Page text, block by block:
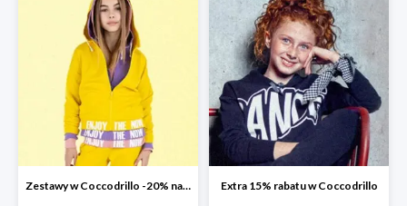
Zestawy w Coccodrillo -20% na drugą sztukę z kolekcji Everyday Extra 15% rabatu w Coccodrillo